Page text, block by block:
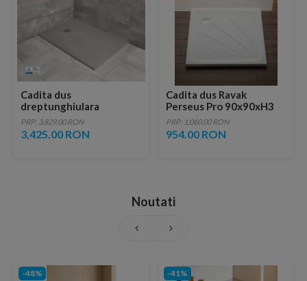
Cadita dus
dreptunghiulara
Radaway Kyntos F
160x100xH3 cm,
decupabila
PRP: 3,829.00 RON
3,425.00 RON
Cadita dus Ravak
Perseus Pro 90x90xH3
cm, marmura sintetica
PRP: 1,060.00 RON
954.00 RON
Noutati
-48% -41%